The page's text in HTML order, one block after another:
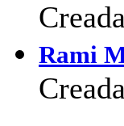
Rami